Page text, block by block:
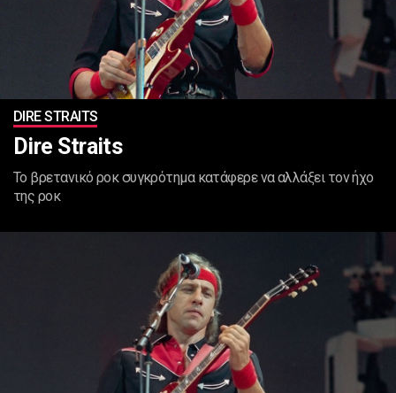
DIRE STRAITS
Dire Straits
To βρετανικό ροκ συγκρότημα κατάφερε να αλλάξει τον ήχο
της ροκ